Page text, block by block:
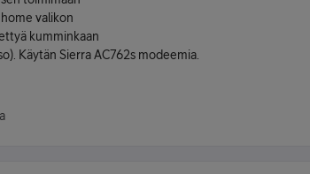
valikon
kumminkaan
Käytän Sierra AC762s modeemia.